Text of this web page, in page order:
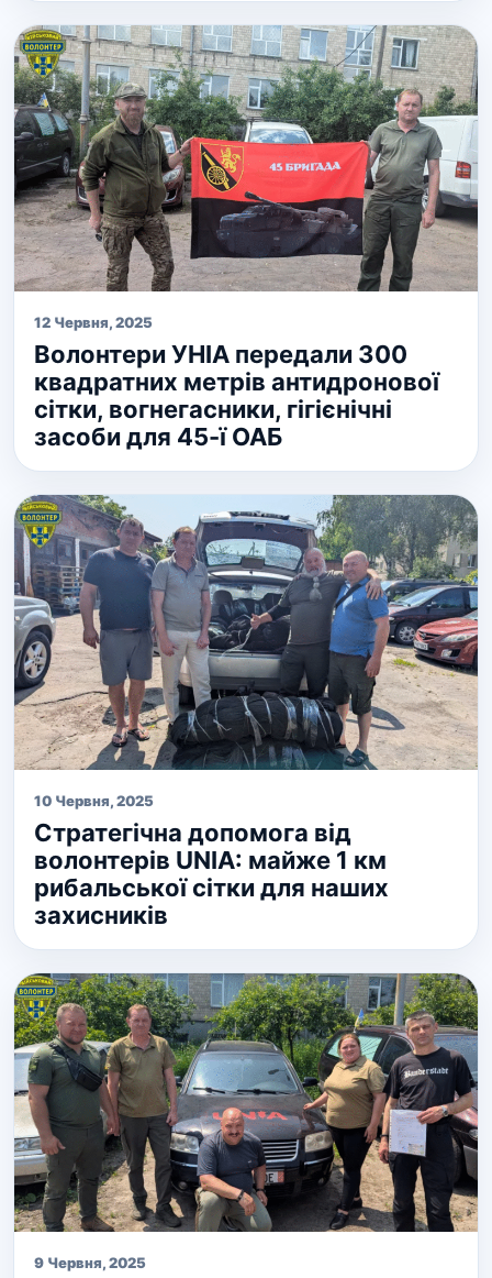
12 Червня, 2025
Волонтери УНІА передали 300
квадратних метрів антидронової
сітки, вогнегасники, гігієнічні
засоби для 45-ї ОАБ
10 Червня, 2025
Стратегічна допомога від
волонтерів UNIA: майже 1 км
рибальської сітки для наших
захисників
9 Червня, 2025